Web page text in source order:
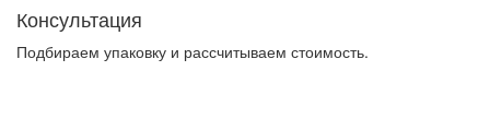
Консультация
Подбираем упаковку и рассчитываем стоимость.